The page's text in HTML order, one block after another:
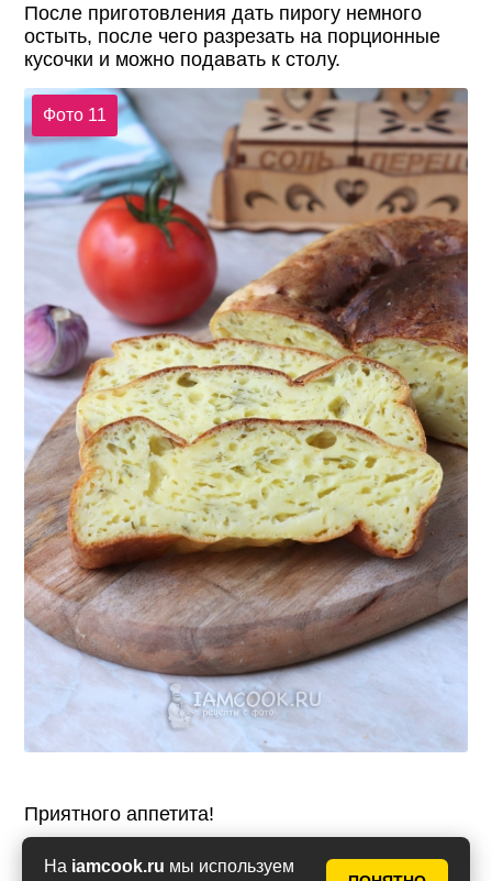
На iamcook.ru мы используем
После приготовления дать пирогу немного
остыть, после чего разрезать на порционные
кусочки и можно подавать к столу.
Фото 11
Приятного аппетита!